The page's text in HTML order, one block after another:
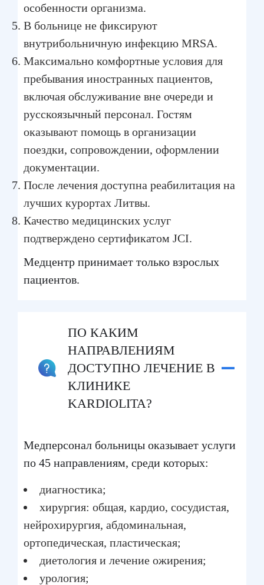
особенности организма.
В больнице не фиксируют
внутрибольничную инфекцию MRSA.
Максимально комфортные условия для
пребывания иностранных пациентов,
включая обслуживание вне очереди и
русскоязычный персонал. Гостям
оказывают помощь в организации
поездки, сопровождении, оформлении
документации.
После лечения доступна реабилитация на
лучших курортах Литвы.
Качество медицинских услуг
подтверждено сертификатом JCI.
Медцентр принимает только взрослых
пациентов.
ПО КАКИМ
НАПРАВЛЕНИЯМ
ДОСТУПНО ЛЕЧЕНИЕ В
КЛИНИКЕ
KARDIOLITA?
Медперсонал больницы оказывает услуги
по 45 направлениям, среди которых:
диагностика;
хирургия: общая, кардио, сосудистая,
нейрохирургия, абдоминальная,
ортопедическая, пластическая;
диетология и лечение ожирения;
урология;